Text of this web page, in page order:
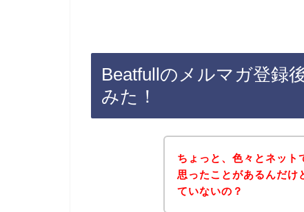
Beatfullのメルマガ登録
みた！
ちょっと、色々とネット
思ったことがあるんだ
ていないの？